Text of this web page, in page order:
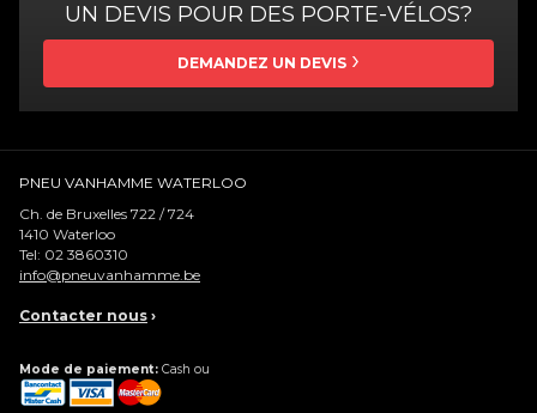
UN DEVIS POUR DES PORTE-VÉLOS?
DEMANDEZ UN DEVIS
PNEU VANHAMME WATERLOO
Ch. de Bruxelles 722 / 724
1410 Waterloo
Tel: 02 3860310
info@pneuvanhamme.be
Contacter nous ›
Mode de paiement: Cash ou